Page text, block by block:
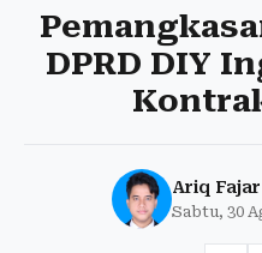
DPRD DIY
Ariq
Sabtu, 30